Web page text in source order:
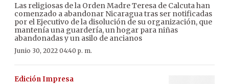
Las religiosas de la Orden Madre Teresa de Calcuta han
comenzado a abandonar Nicaragua tras ser notificadas
por el Ejecutivo de la disolución de su organización, que
mantenía una guardería, un hogar para niñas
abandonadas y un asilo de ancianos
Junio 30, 2022 04:40 p. m.
Edición Impresa